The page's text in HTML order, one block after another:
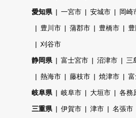
愛知県 一宮市 安城市 岡崎
豊川市 蒲郡市 豊橋市
刈谷市
静岡県 富士宮市 沼津市 三
熱海市 藤枝市 焼津市
岐阜県 岐阜市 大垣市 各務
三重県 伊賀市 津市 名張市